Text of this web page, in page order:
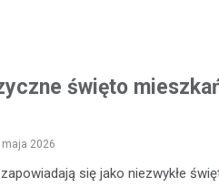
święto
maja 2026
się jako niezwykłe